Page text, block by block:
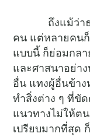
ถึงแม้ว่าธรร
คน แต่หลายคนก็
แบบนี้ ก็ย่อมกลา
และศาสนาอย่า
อื่น แทงผู้อื่นข้าง
ทำสิ่งต่าง ๆ ที่ขั
แนวทางไม่ให้ต
เปรียบมากที่สุด